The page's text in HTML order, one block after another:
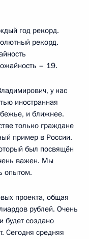
год рекорд.
рекорд.
– 19.
у нас
иностранная
и ближнее.
только граждане
пример в России.
был посвящён
важен. Мы
опытом.
проекта, общая
рублей. Очень
будет создано
Сегодня средняя